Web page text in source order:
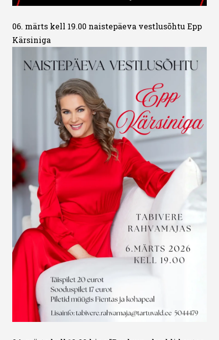
06. märts kell 19.00 naistepäeva vestlusõhtu Epp
Kärsiniga